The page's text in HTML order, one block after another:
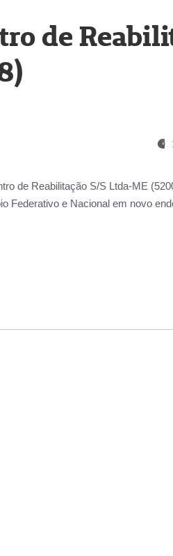
de
de Reabilitação S/S Ltda-ME
Federativo e Nacional em novo